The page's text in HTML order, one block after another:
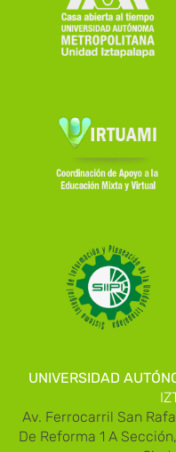
UNIVERSIDAD
Av. Ferrocarril San
De Reforma 1 A